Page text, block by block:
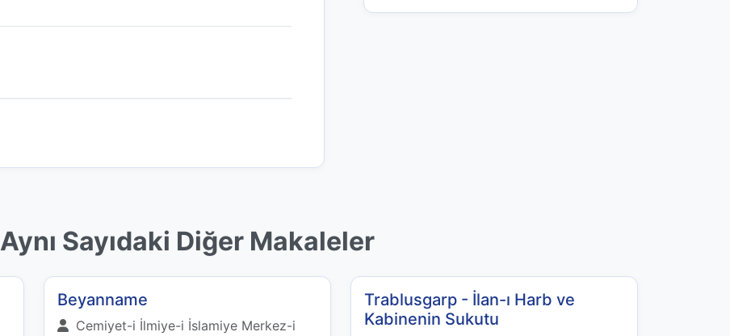
Aynı Sayıdaki Diğer Makaleler
Beyanname
Cemiyet-i İlmiye-i İslamiye Merkez-i
Trablusgarp - İlan-ı Harb ve
Kabinenin Sukutu